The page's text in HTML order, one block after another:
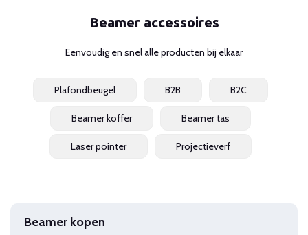
Beamer accessoires
Eenvoudig en snel alle producten bij elkaar
Plafondbeugel B2B B2C
Beamer koffer Beamer tas
Laser pointer Projectieverf
Beamer kopen